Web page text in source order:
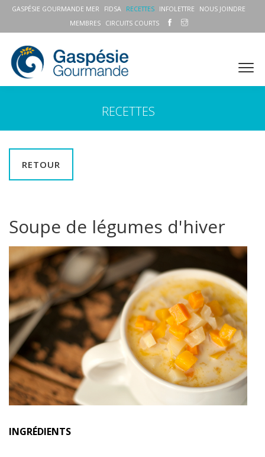
GASPÉSIE GOURMANDE MER FIDSA RECETTES INFOLETTRE
NOUS JOINDRE
MEMBRES
CIRCUITS COURTS
RECETTES
RETOUR
Soupe de légumes d'hiver
INGRÉDIENTS